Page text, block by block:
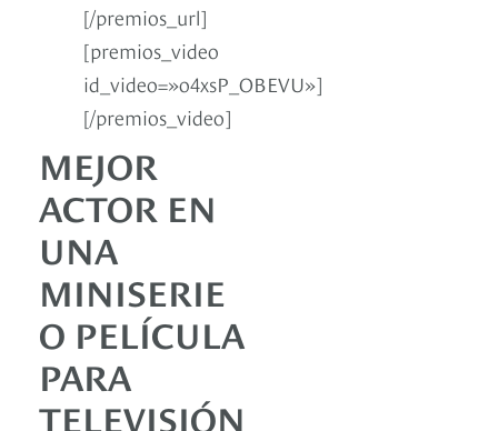
[/premios_url]
[premios_video
id_video=»o4xsP_OBEVU»]
[/premios_video]
MEJOR
ACTOR EN
UNA
MINISERIE
O PELÍCULA
PARA
TELEVISIÓN